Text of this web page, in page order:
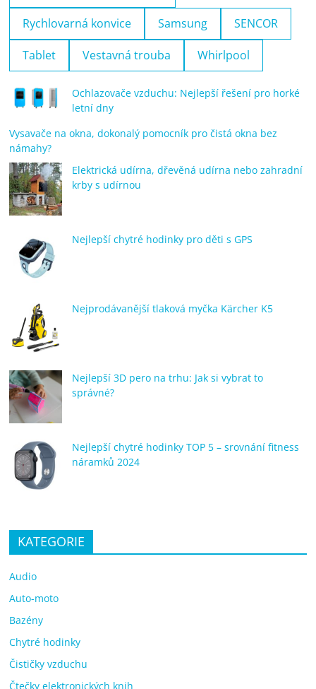
Rychlovarná konvice Samsung SENCOR
Tablet Vestavná trouba Whirlpool
Ochlazovače vzduchu: Nejlepší řešení pro horké
letní dny
Vysavače na okna, dokonalý pomocník pro čistá okna bez
námahy?
Elektrická udírna, dřevěná udírna nebo zahradní
krby s udírnou
Nejlepší chytré hodinky pro děti s GPS
Nejprodávanější tlaková myčka Kärcher K5
Nejlepší 3D pero na trhu: Jak si vybrat to
správné?
Nejlepší chytré hodinky TOP 5 – srovnání fitness
náramků 2024
KATEGORIE
Audio
Auto-moto
Bazény
Chytré hodinky
Čističky vzduchu
Čtečky elektronických knih